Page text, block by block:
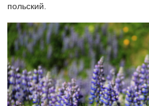
польский.